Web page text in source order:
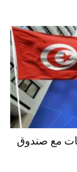
مع صندوق